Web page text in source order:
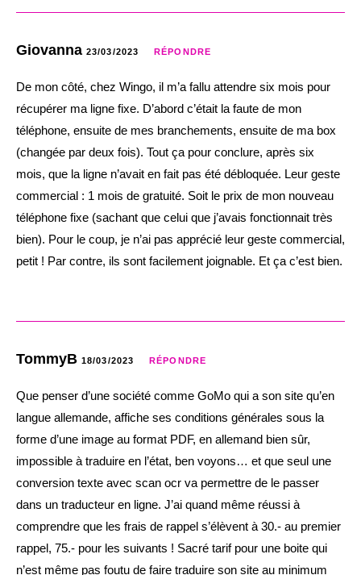
Giovanna 23/03/2023 RÉPONDRE
De mon côté, chez Wingo, il m’a fallu attendre six mois pour
récupérer ma ligne fixe. D’abord c’était la faute de mon
téléphone, ensuite de mes branchements, ensuite de ma box
(changée par deux fois). Tout ça pour conclure, après six
mois, que la ligne n’avait en fait pas été débloquée. Leur geste
commercial : 1 mois de gratuité. Soit le prix de mon nouveau
téléphone fixe (sachant que celui que j’avais fonctionnait très
bien). Pour le coup, je n’ai pas apprécié leur geste commercial,
petit ! Par contre, ils sont facilement joignable. Et ça c’est bien.
TommyB 18/03/2023 RÉPONDRE
Que penser d’une société comme GoMo qui a son site qu’en
langue allemande, affiche ses conditions générales sous la
forme d’une image au format PDF, en allemand bien sûr,
impossible à traduire en l’état, ben voyons… et que seul une
conversion texte avec scan ocr va permettre de le passer
dans un traducteur en ligne. J’ai quand même réussi à
comprendre que les frais de rappel s’élèvent à 30.- au premier
rappel, 75.- pour les suivants ! Sacré tarif pour une boite qui
n’est même pas foutu de faire traduire son site au minimum